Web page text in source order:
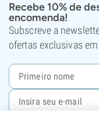
Recebe 10% de
encomenda!
Subscreve a
ofertas exclusivas